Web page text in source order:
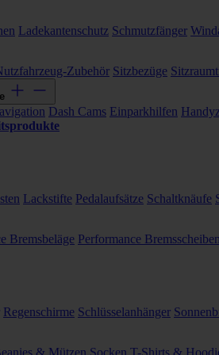
Ladekantenschutz Schmutzfänger
Zubehör Sitzbezüge
Dash Cams Einparkhilfen
Lackstifte Pedalaufsätze Schaltknäufe
Bremsbeläge Performance
Regenschirme Schlüsselanhänger
& Mützen Socken T-Shirts &